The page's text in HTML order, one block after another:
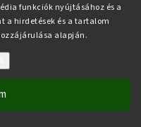
funkciók nyújtásához és a
a hirdetések és a tartalom
alapján.
jog fenntartva.